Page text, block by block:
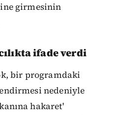
girmesinin
ifade verdi
bir programdaki
nedeniyle
hakaret'